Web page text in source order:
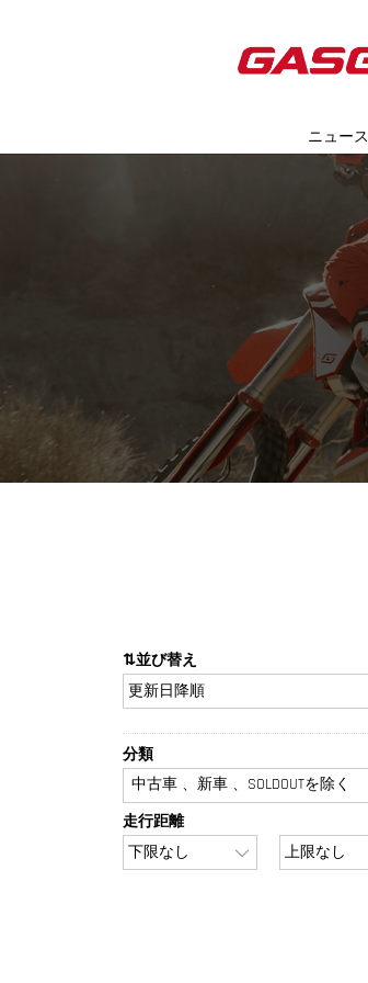
ニュース
⇅並び替え
分類
中古車 、新車 、SOLDOUTを除く
走行距離